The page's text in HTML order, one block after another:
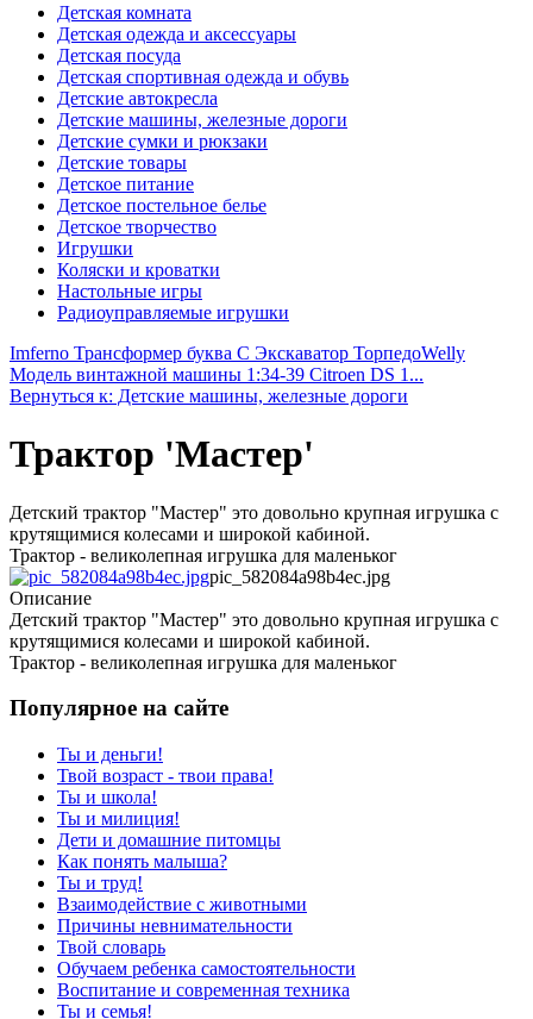
Детская комната
Детская одежда и аксессуары
Детская посуда
Детская спортивная одежда и обувь
Детские автокресла
Детские машины, железные дороги
Детские сумки и рюкзаки
Детские товары
Детское питание
Детское постельное белье
Детское творчество
Игрушки
Коляски и кроватки
Настольные игры
Радиоуправляемые игрушки
Imferno Трансформер буква С Экскаватор ТорпедоWelly
Модель винтажной машины 1:34-39 Citroen DS 1...
Вернуться к: Детские машины, железные дороги
Трактор 'Мастер'
Детский трактор "Мастер" это довольно крупная игрушка с
крутящимися колесами и широкой кабиной.
Трактор - великолепная игрушка для маленьког
pic_582084a98b4ec.jpg
Описание
Детский трактор "Мастер" это довольно крупная игрушка с
крутящимися колесами и широкой кабиной.
Трактор - великолепная игрушка для маленьког
Популярное на сайте
Ты и деньги!
Твой возраст - твои права!
Ты и школа!
Ты и милиция!
Дети и домашние питомцы
Как понять малыша?
Ты и труд!
Взаимодействие с животными
Причины невнимательности
Твой словарь
Обучаем ребенка самостоятельности
Воспитание и современная техника
Ты и семья!